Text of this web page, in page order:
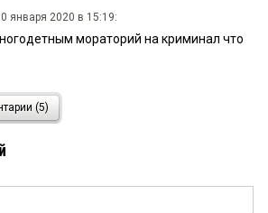
января 2020 в 15:19:
мораторий на криминал что
января 2020 в 15:17:
Пунда столько сделала для омских
и одного известного клана, что
по доказанным и общественно тяжким
не «прокурорский» судья, а
(5)